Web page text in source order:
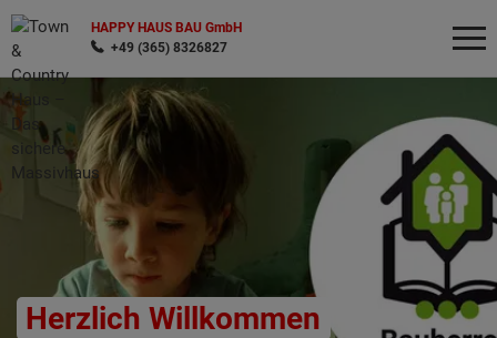
HAPPY HAUS BAU GmbH
+49 (365) 8326827
Herzlich Willkommen
Wonach möchten Sie suchen?